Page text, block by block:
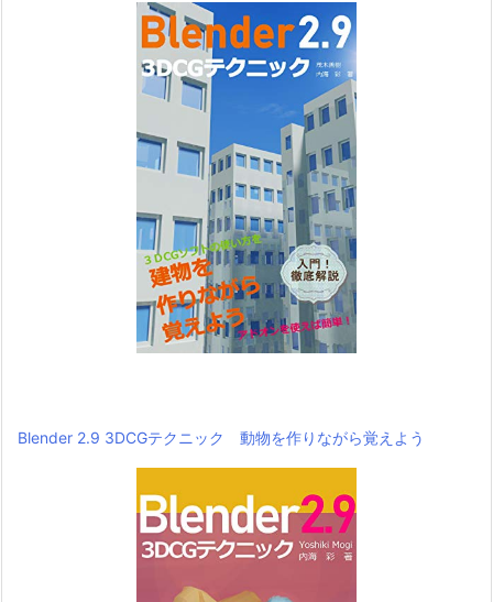
Blender 2.9 3DCGテクニック 動物を作りながら覚えよう